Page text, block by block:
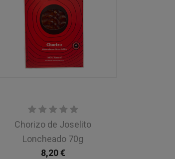
Chorizo de Joselito
Loncheado 70g
8,20€